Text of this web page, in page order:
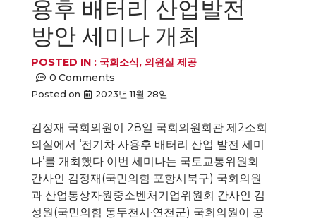
용후 배터리 산업발전
방안 세미나 개최
POSTED IN : 국회소식, 의원실 제공
0 Comments
Posted on 2023년 11월 28일
김정재 국회의원이 28일 국회의원회관 제2소회
의실에서 ‘전기차 사용후 배터리 산업 발전 세미
나’를 개최했다 이번 세미나는 국토교통위원회
간사인 김정재(국민의힘 포항시북구) 국회의원
과 산업통상자원중소벤처기업위원회 간사인 김
성원(국민의힘 동두천시·연천군) 국회의원이 공